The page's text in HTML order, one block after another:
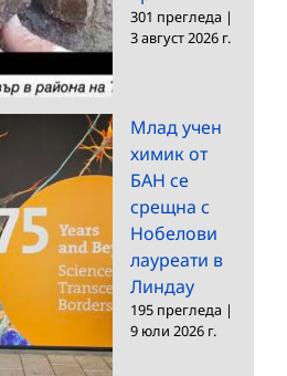
301 прегледа |
3 август 2026 г.
Млад учен
химик от
БАН се
срещна с
Нобелови
лауреати в
Линдау
195 прегледа |
9 юли 2026 г.